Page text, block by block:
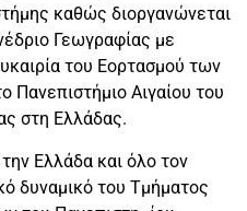
καθώς διοργανώνεται
Γεωγραφίας με
του Εορτασμού των
Πανεπιστήμιο Αιγαίου του
στη Ελλάδας.
Ελλάδα και όλο τον
δυναμικό του Τμήματος